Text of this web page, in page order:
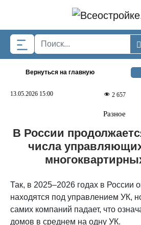
Вернуться на главную
13.05.2026 15:00 2 657
Разное
В России
числа
Так, в 2025–2026 годах в России
находятся под управлением УК,
самих компаний падает, что
домов в среднем на одну УК.